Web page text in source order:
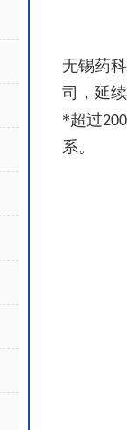
无锡药
司，延
*超过
系。